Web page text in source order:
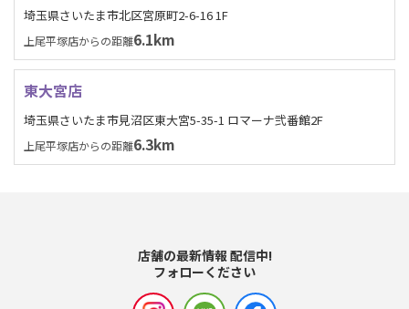
埼玉県さいたま市北区宮原町2-6-16 1F
上尾平塚店からの距離6.1km
東大宮店
埼玉県さいたま市見沼区東大宮5-35-1 ロマーナ弐番館2F
上尾平塚店からの距離6.3km
店舗の最新情報 配信中!
フォローください